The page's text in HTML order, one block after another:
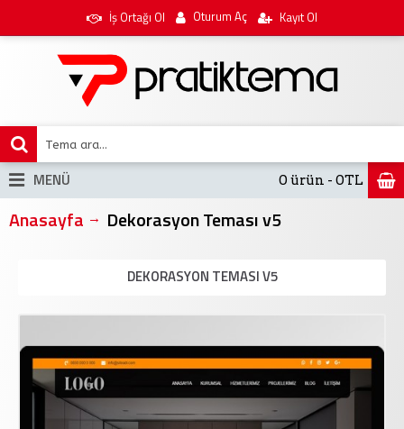
İş Ortağı Ol Oturum Aç Kayıt Ol
0 ürün - 0TL
MENÜ
Anasayfa Dekorasyon Teması v5
DEKORASYON TEMASI V5